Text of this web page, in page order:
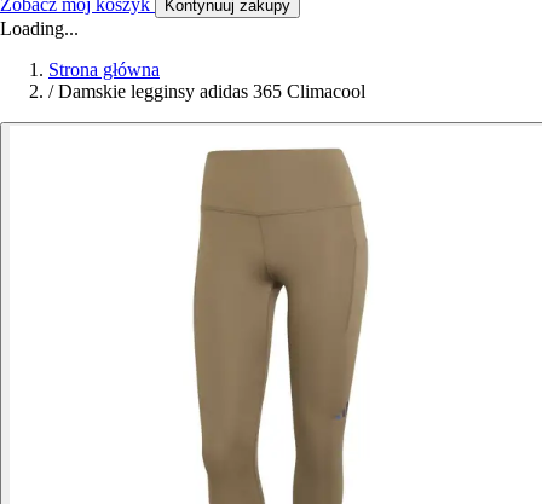
Kontynuuj zakupy
Loading...
Strona główna
/ Damskie legginsy adidas 365 Climacool